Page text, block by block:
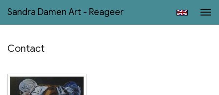
Sandra Damen Art - Reageer
Contact